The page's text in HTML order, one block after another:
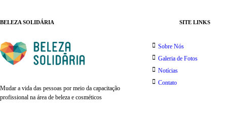
BELEZA SOLIDÁRIA
Mudar a vida das pessoas por meio da capacitação
profissional na área de beleza e cosméticos
SITE LINKS
Sobre Nós
Galeria de Fotos
Notícias
Contato